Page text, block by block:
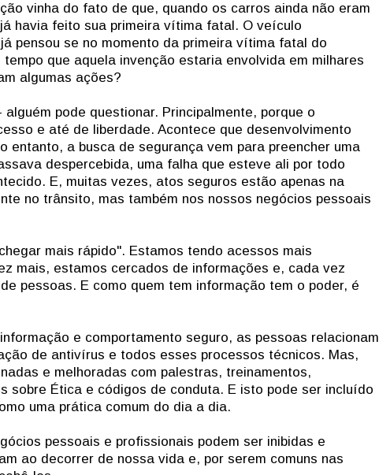
vinha do fato de que, quando os carros ainda não eram
havia feito sua primeira vítima fatal. O veículo
pensou se no momento da primeira vítima fatal do
que aquela invenção estaria envolvida em milhares
algumas ações?
pode questionar. Principalmente, porque o
e até de liberdade. Acontece que desenvolvimento
entanto, a busca de segurança vem para preencher uma
despercebida, uma falha que esteve ali por todo
E, muitas vezes, atos seguros estão apenas na
no trânsito, mas também nos nossos negócios pessoais
mais rápido". Estamos tendo acessos mais
mais, estamos cercados de informações e, cada vez
pessoas. E como quem tem informação tem o poder, é
e comportamento seguro, as pessoas relacionam
de antivírus e todos esses processos técnicos. Mas,
e melhoradas com palestras, treinamentos,
sobre Ética e códigos de conduta. E isto pode ser incluído
uma prática comum do dia a dia.
pessoais e profissionais podem ser inibidas e
ao decorrer de nossa vida e, por serem comuns nas